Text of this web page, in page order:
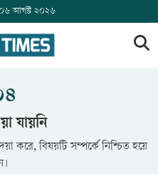
০৬ আগস্ট ২০২৬
যায়নি
করে, বিষয়টি সম্পর্কে নিশ্চিত হয়ে